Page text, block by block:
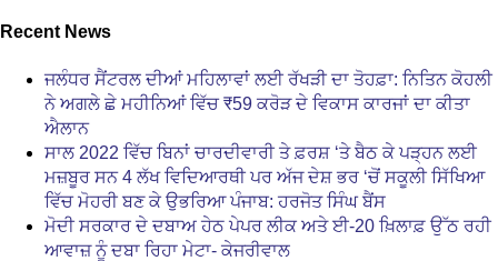
Recent News
ਜਲੰਧਰ ਸੈਂਟਰਲ ਦੀਆਂ ਮਹਿਲਾਵਾਂ ਲਈ ਰੱਖੜੀ ਦਾ ਤੋਹਫ਼ਾ: ਨਿਤਿਨ ਕੋਹਲੀ
ਨੇ ਅਗਲੇ ਛੇ ਮਹੀਨਿਆਂ ਵਿੱਚ ₹59 ਕਰੋੜ ਦੇ ਵਿਕਾਸ ਕਾਰਜਾਂ ਦਾ ਕੀਤਾ
ਐਲਾਨ
ਸਾਲ 2022 ਵਿੱਚ ਬਿਨਾਂ ਚਾਰਦੀਵਾਰੀ ਤੇ ਫ਼ਰਸ਼ ‘ਤੇ ਬੈਠ ਕੇ ਪੜ੍ਹਨ ਲਈ
ਮਜ਼ਬੂਰ ਸਨ 4 ਲੱਖ ਵਿਦਿਆਰਥੀ ਪਰ ਅੱਜ ਦੇਸ਼ ਭਰ ‘ਚੋਂ ਸਕੂਲੀ ਸਿੱਖਿਆ
ਵਿੱਚ ਮੋਹਰੀ ਬਣ ਕੇ ਉਭਰਿਆ ਪੰਜਾਬ: ਹਰਜੋਤ ਸਿੰਘ ਬੈਂਸ
ਮੋਦੀ ਸਰਕਾਰ ਦੇ ਦਬਾਅ ਹੇਠ ਪੇਪਰ ਲੀਕ ਅਤੇ ਈ-20 ਖ਼ਿਲਾਫ਼ ਉੱਠ ਰਹੀ
ਆਵਾਜ਼ ਨੂੰ ਦਬਾ ਰਿਹਾ ਮੇਟਾ- ਕੇਜਰੀਵਾਲ